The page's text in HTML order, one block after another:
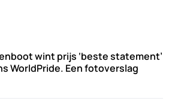
wint prijs ‘beste statement’
WorldPride. Een fotoverslag